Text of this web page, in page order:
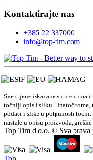
Kontaktirajte nas
+385 22 337000
info@top-tim.com
Sve cijene iskazane su u eurima
točniji opis i sliku. Unatoč tome,
podaci i slike u potpunosti točni.
nastale u opisu proizvoda,
Top Tim d.o.o. © Sva prava
Top